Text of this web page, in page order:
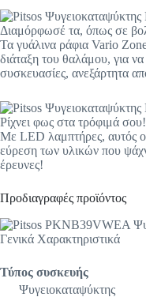
Διαμόρφωσέ τα, όπως σε
Τα γυάλινα ράφια Vario
διάταξη του θαλάμου, για
συσκευασίες, ανεξάρτητα
Ρίχνει φως στα τρόφιμά σου!
Με LED λαμπτήρες, αυτός ο
εύρεση των υλικών που
έρευνες!
Προδιαγραφές προϊόντος
Γενικά Xαρακτηριστικά
Τύπος συσκευής
Ψυγειοκαταψύκτης